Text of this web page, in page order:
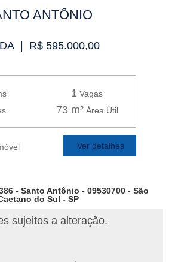
ANTÔNIO
| R$ 595.000,00
1 Vagas
73 m²Área Útil
Ver detalhes
- Santo Antônio - 09530700 - São
do Sul - SP
sujeitos a alteração.